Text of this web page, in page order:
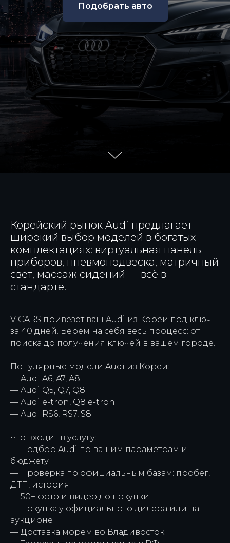
Подобрать авто
Корейский рынок Audi предлагает
широкий выбор моделей в богатых
комплектациях: виртуальная панель
приборов, пневмоподвеска, матричный
свет, массаж сидений — всё в
стандарте.
V CARS привезёт ваш Audi из Кореи под ключ
за 40 дней. Берём на себя весь процесс: от
поиска до получения ключей в вашем городе.
Популярные модели Audi из Кореи:
— Audi A6, A7, A8
— Audi Q5, Q7, Q8
— Audi e-tron, Q8 e-tron
— Audi RS6, RS7, S8
Что входит в услугу:
— Подбор Audi по вашим параметрам и
бюджету
— Проверка по официальным базам: пробег,
ДТП, история
— 50+ фото и видео до покупки
— Покупка у официального дилера или на
аукционе
— Доставка морем во Владивосток